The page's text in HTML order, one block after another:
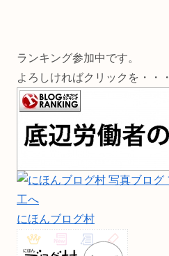
ランキング参加中です。
よろしければクリックを・・・
にほんブログ村